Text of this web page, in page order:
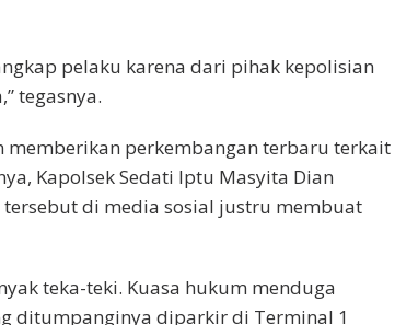
pelaku karena dari pihak kepolisian
tegasnya.
perkembangan terbaru terkait
Kapolsek Sedati Iptu Masyita Dian
di media sosial justru membuat
teka-teki. Kuasa hukum menduga
ditumpanginya diparkir di Terminal 1